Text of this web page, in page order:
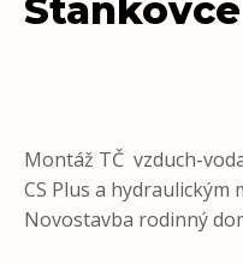
Stankovce
Montáž TČ vzduch-
CS Plus a hydraulickým
Novostavba rodinný